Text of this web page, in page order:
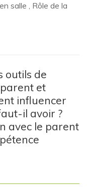
salle , Rôle de la
outils de
et
influencer
il avoir ?
avec le parent